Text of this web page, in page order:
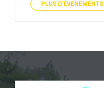
PLUS D'ÉVÉNEMENTS